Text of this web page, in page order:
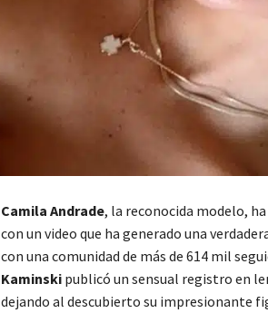
Camila Andrade, la reconocida modelo,
con un video que ha generado una
con una comunidad de más de 614 mil
Kaminskipublicó un sensual registro en
dejando al descubierto su impresionante